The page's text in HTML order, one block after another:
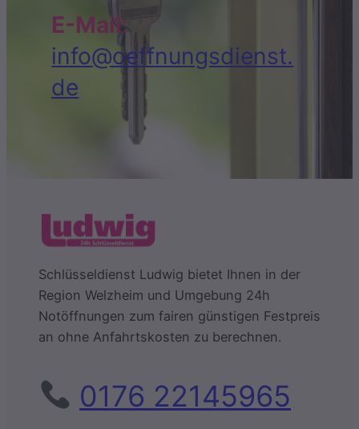
E-Mail:
info@oeffnungsdienst.
de
Schlüsseldienst Ludwig bietet Ihnen in der
Region Welzheim und Umgebung 24h
Notöffnungen zum fairen günstigen Festpreis
an ohne Anfahrtskosten zu berechnen.
0176 22145965